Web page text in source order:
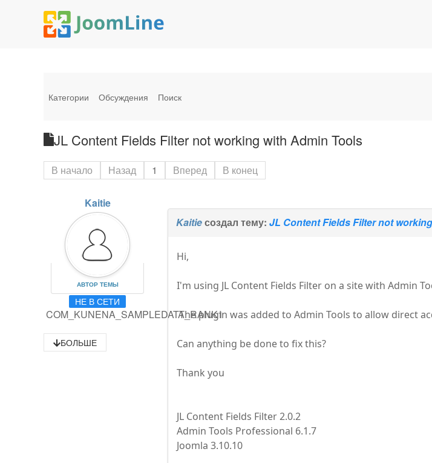
Категории Обсуждения Поиск
JL Content Fields Filter not working with Admin Tools
В начало Назад 1 Вперед В конец
Kaitie
АВТОР ТЕМЫ
НЕ В СЕТИ
COM_KUNENA_SAMPLEDATA_RANK1
БОЛЬШЕ
Kaitieсоздал тему:JL Content Fields Filter not
Hi,
I'm using JL Content Fields Filter on a site with Admin
The plugin was added to Admin Tools to allow direct
Can anything be done to fix this?
Thank you
JL Content Fields Filter 2.0.2
Admin Tools Professional 6.1.7
Joomla 3.10.10